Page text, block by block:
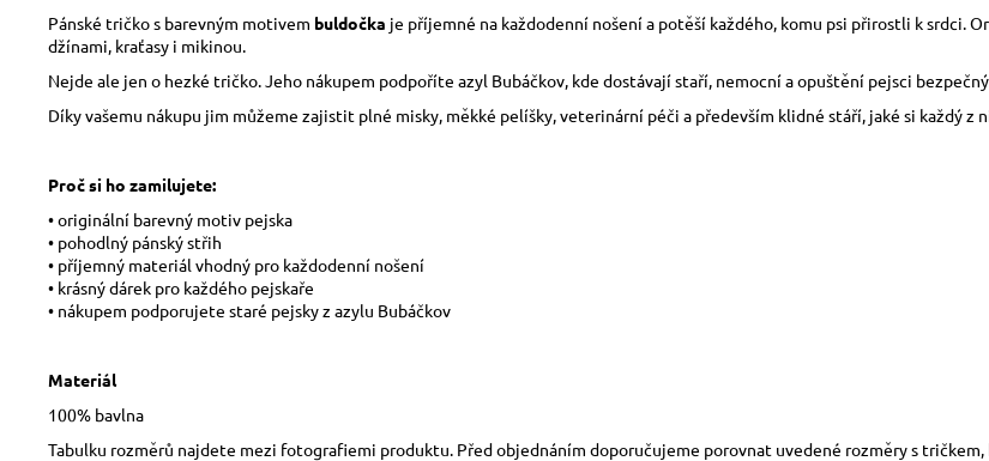
Pánské tričko s barevným motivem buldočka je příjemné na každodenní nošení a potěší každého, komu psi přirostli k srdci.
džínami, kraťasy i mikinou.
Nejde ale jen o hezké tričko. Jeho nákupem podpoříte azyl Bubáčkov, kde dostávají staří, nemocní a opuštění pejsci
Díky vašemu nákupu jim můžeme zajistit plné misky, měkké pelíšky, veterinární péči a především klidné stáří, jaké si každý z
Proč si ho zamilujete:
• originální barevný motiv pejska
• pohodlný pánský střih
• příjemný materiál vhodný pro každodenní nošení
• krásný dárek pro každého pejskaře
• nákupem podporujete staré pejsky z azylu Bubáčkov
Materiál
100% bavlna
Tabulku rozměrů najdete mezi fotografiemi produktu. Před objednáním doporučujeme porovnat uvedené rozměry s tričkem,